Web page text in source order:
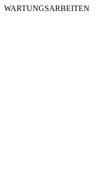
WARTUNGSARBEITEN